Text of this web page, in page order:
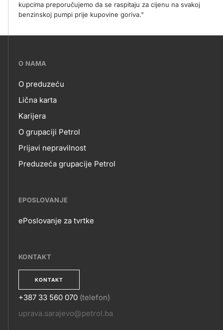
kupcima preporučujemo da se raspitaju za cijenu na svakoj
benzinskoj pumpi prije kupovine goriva."
???
skupno.footer-
title???
O NAMA
O
NAMA
O preduzeću
Lična karta
Karijera
O grupaciji Petrol
Prijavi nepravilnost
Preduzeća grupacije Petrol
EPOSLOVANJE
ePoslovanje za tvrtke
KONTAKT
KONTAKT
KONTAKT
+387 33 560 070 (telefon)
uprava.sarajevo@petrol.ba